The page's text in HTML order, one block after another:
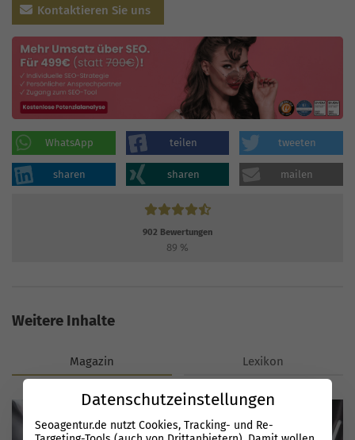
Kontaktieren Sie uns
WhatsApp teilen tweeten
sharen sharen mailen
902 Bewertungen
89 %
Weitere Inhalte
Magazin Lexikon
Datenschutzeinstellungen
Seoagentur.de nutzt Cookies, Tracking- und Re-